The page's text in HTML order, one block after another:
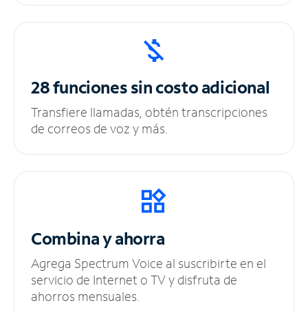
28 funciones sincosto adicional
Transfiere llamadas, obtén transcripciones
de correos de voz y más.
Combina y ahorra
Agrega Spectrum Voice al suscribirte en el
servicio de Internet o TV y disfruta de
ahorros mensuales.